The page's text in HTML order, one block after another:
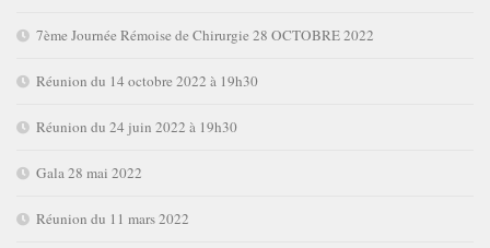
7ème Journée Rémoise de Chirurgie 28 OCTOBRE 2022
Réunion du 14 octobre 2022 à 19h30
Réunion du 24 juin 2022 à 19h30
Gala 28 mai 2022
Réunion du 11 mars 2022